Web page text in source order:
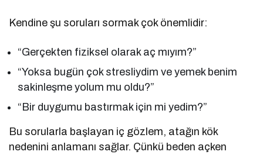
Kendine şu soruları sormak çok önemlidir:
“Gerçekten fiziksel olarak aç mıyım?”
“Yoksa bugün çok stresliydim ve yemek benim
sakinleşme yolum mu oldu?”
“Bir duygumu bastırmak için mi yedim?”
Bu sorularla başlayan iç gözlem, atağın kök
nedenini anlamanı sağlar. Çünkü beden açken